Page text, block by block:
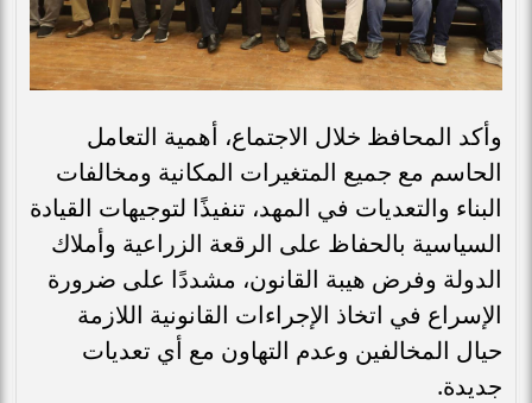
وأكد المحافظ خلال الاجتماع، أهمية التعامل
الحاسم مع جميع المتغيرات المكانية ومخالفات
البناء والتعديات في المهد، تنفيذًا لتوجيهات القيادة
السياسية بالحفاظ على الرقعة الزراعية وأملاك
الدولة وفرض هيبة القانون، مشددًا على ضرورة
الإسراع في اتخاذ الإجراءات القانونية اللازمة
حيال المخالفين وعدم التهاون مع أي تعديات
جديدة.